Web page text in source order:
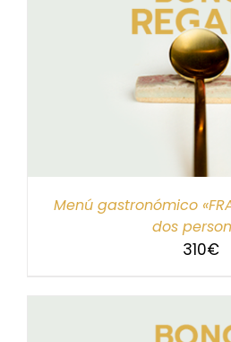
Menú gastronómico
dos
310€